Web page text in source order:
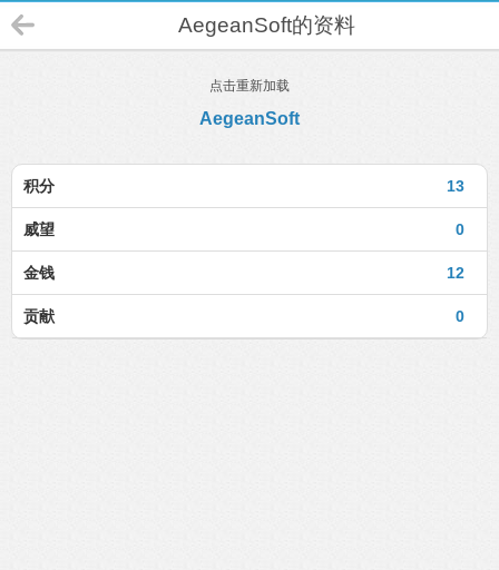
AegeanSoft的资料
点击重新加载
AegeanSoft
13
积分
0
威望
12
金钱
0
贡献